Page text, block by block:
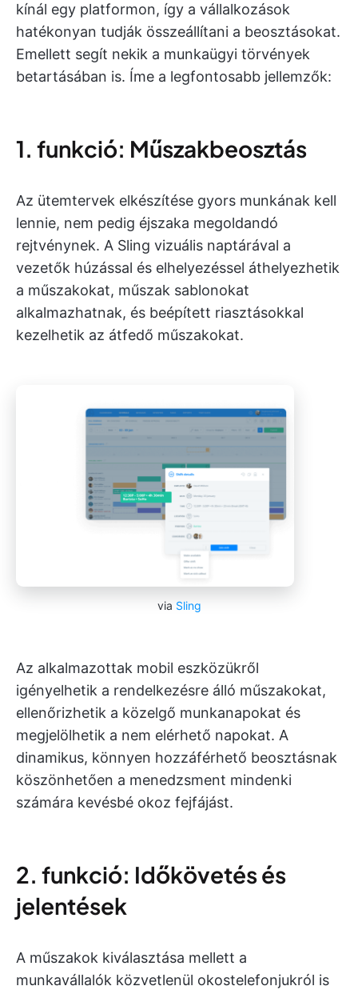
kínál egy platformon, így a vállalkozások
hatékonyan tudják összeállítani a beosztásokat.
Emellett segít nekik a munkaügyi törvények
betartásában is. Íme a legfontosabb jellemzők:
1. funkció: Műszakbeosztás
Az ütemtervek elkészítése gyors munkának kell
lennie, nem pedig éjszaka megoldandó
rejtvénynek. A Sling vizuális naptárával a
vezetők húzással és elhelyezéssel áthelyezhetik
a műszakokat, műszak sablonokat
alkalmazhatnak, és beépített riasztásokkal
kezelhetik az átfedő műszakokat.
via Sling
Az alkalmazottak mobil eszközükről
igényelhetik a rendelkezésre álló műszakokat,
ellenőrizhetik a közelgő munkanapokat és
megjelölhetik a nem elérhető napokat. A
dinamikus, könnyen hozzáférhető beosztásnak
köszönhetően a menedzsment mindenki
számára kevésbé okoz fejfájást.
2. funkció: Időkövetés és
jelentések
A műszakok kiválasztása mellett a
munkavállalók közvetlenül okostelefonjukról is